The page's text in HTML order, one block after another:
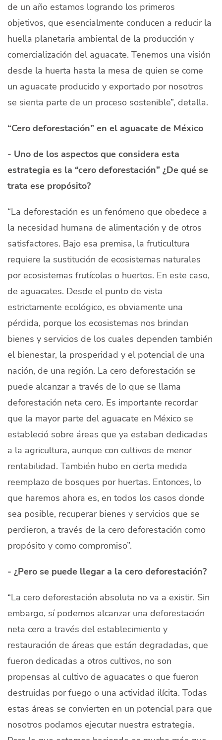
de un año estamos logrando los primeros
objetivos, que esencialmente conducen a reducir la
huella planetaria ambiental de la producción y
comercialización del aguacate. Tenemos una visión
desde la huerta hasta la mesa de quien se come
un aguacate producido y exportado por nosotros
se sienta parte de un proceso sostenible”, detalla.
“Cero deforestación” en el aguacate de México
- Uno de los aspectos que considera esta
estrategia es la “cero deforestación” ¿De qué se
trata ese propósito?
“La deforestación es un fenómeno que obedece a
la necesidad humana de alimentación y de otros
satisfactores. Bajo esa premisa, la fruticultura
requiere la sustitución de ecosistemas naturales
por ecosistemas frutícolas o huertos. En este caso,
de aguacates. Desde el punto de vista
estrictamente ecológico, es obviamente una
pérdida, porque los ecosistemas nos brindan
bienes y servicios de los cuales dependen también
el bienestar, la prosperidad y el potencial de una
nación, de una región. La cero deforestación se
puede alcanzar a través de lo que se llama
deforestación neta cero. Es importante recordar
que la mayor parte del aguacate en México se
estableció sobre áreas que ya estaban dedicadas
a la agricultura, aunque con cultivos de menor
rentabilidad. También hubo en cierta medida
reemplazo de bosques por huertas. Entonces, lo
que haremos ahora es, en todos los casos donde
sea posible, recuperar bienes y servicios que se
perdieron, a través de la cero deforestación como
propósito y como compromiso”.
- ¿Pero se puede llegar a la cero deforestación?
“La cero deforestación absoluta no va a existir. Sin
embargo, sí podemos alcanzar una deforestación
neta cero a través del establecimiento y
restauración de áreas que están degradadas, que
fueron dedicadas a otros cultivos, no son
propensas al cultivo de aguacates o que fueron
destruidas por fuego o una actividad ilícita. Todas
estas áreas se convierten en un potencial para que
nosotros podamos ejecutar nuestra estrategia.